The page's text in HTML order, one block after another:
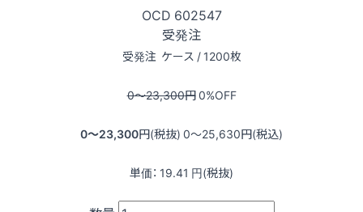
OCD 602547
受発注
受発注 ケース / 1200枚
0〜23,300円0%OFF
0〜23,300円(税抜) 0〜25,630円(税込)
単価： 19.41 円(税抜)